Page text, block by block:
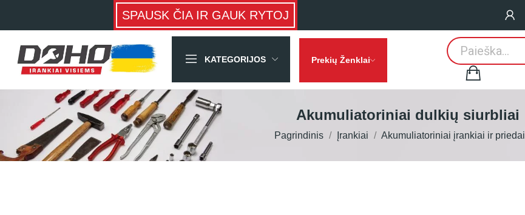
SPAUSK ČIA IR GAUK RYTOJ
KATEGORIJOS Prekių Ženklai
Akumuliatoriniai dulkių siurbliai
Pagrindinis Įrankiai Akumuliatoriniai įrankiai ir priedai